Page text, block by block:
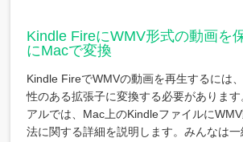
Kindle FireにWMV形式の動画を
にMacで変換
Kindle FireでWMVの動画を再生するには
性のある拡張子に変換する必要があります
アルでは、Mac上のKindleファイルに
法に関する詳細を説明します。みんなは一